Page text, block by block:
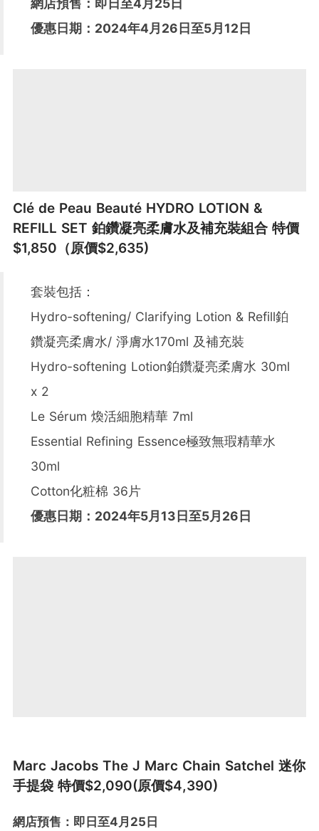
網店預售：即日至4月25日
優惠日期：2024年4月26日至5月12日
Clé de Peau Beauté HYDRO LOTION &
REFILL SET 鉑鑽凝亮柔膚水及補充裝組合 特價
$1,850（原價$2,635)
套裝包括：
Hydro-softening/ Clarifying Lotion & Refill鉑
鑽凝亮柔膚水/ 淨膚水170ml 及補充裝
Hydro-softening Lotion鉑鑽凝亮柔膚水 30ml
x 2
Le Sérum 煥活細胞精華 7ml
Essential Refining Essence極致無瑕精華水
30ml
Cotton化粧棉 36片
優惠日期：2024年5月13日至5月26日
Marc Jacobs The J Marc Chain Satchel 迷你
手提袋 特價$2,090(原價$4,390)
網店預售：即日至4月25日